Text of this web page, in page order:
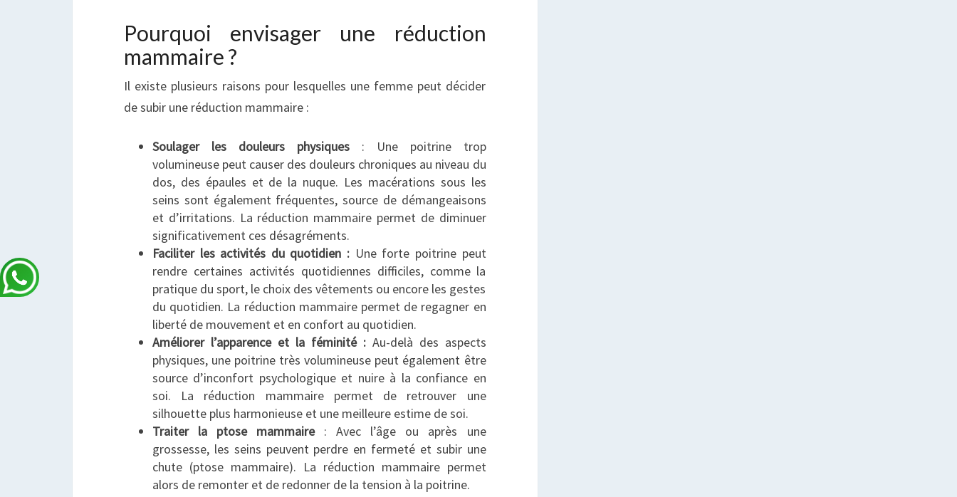
Pourquoi envisager une réduction
mammaire ?
Il existe plusieurs raisons pour lesquelles une femme peut décider
de subir une réduction mammaire :
Soulager les douleurs physiques: Une poitrine trop
volumineuse peut causer des douleurs chroniques au niveau du
dos, des épaules et de la nuque. Les macérations sous les
seins sont également fréquentes, source de démangeaisons
et d’irritations. La réduction mammaire permet de diminuer
significativement ces désagréments.
Faciliter les activités du quotidien : Une forte poitrine peut
rendre certaines activités quotidiennes difficiles, comme la
pratique du sport, le choix des vêtements ou encore les gestes
du quotidien. La réduction mammaire permet de regagner en
liberté de mouvement et en confort au quotidien.
Améliorer l’apparence et la féminité :Au-delà des aspects
physiques, une poitrine très volumineuse peut également être
source d’inconfort psychologique et nuire à la confiance en
soi. La réduction mammaire permet de retrouver une
silhouette plus harmonieuse et une meilleure estime de soi.
Traiter la ptose mammaire: Avec l’âge ou après une
grossesse, les seins peuvent perdre en fermeté et subir une
chute (ptose mammaire). La réduction mammaire permet
alors de remonter et de redonner de la tension à la poitrine.